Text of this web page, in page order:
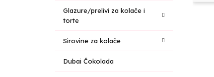
Glazure/prelivi za kolače i
torte
Sirovine za kolače
Dubai Čokolada